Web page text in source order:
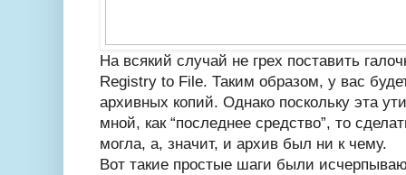
На всякий случай не грех поставить
Registry to File. Таким образом, у вас
архивных копий. Однако поскольку эта
мной, как “последнее средство”, то
могла, а, значит, и архив был ни к чему.
Вот такие простые шаги были